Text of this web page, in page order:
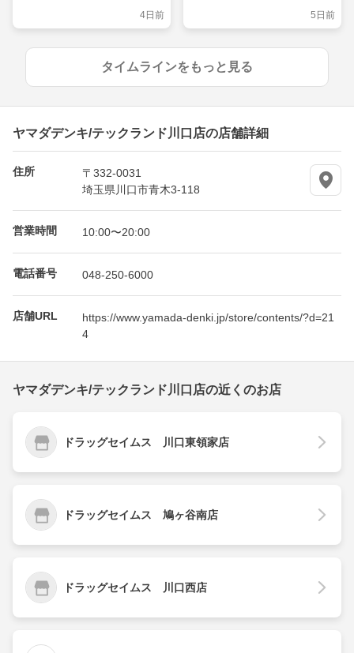
4日前 5日前
タイムラインをもっと見る
ヤマダデンキ/テックランド川口店の店舗詳細
住所
〒332-0031
埼玉県川口市青木3-118
営業時間 10:00〜20:00
電話番号 048-250-6000
店舗URL
https://www.yamada-denki.jp/store/contents/?d=21
4
ヤマダデンキ/テックランド川口店の近くのお店
ドラッグセイムス 川口東領家店
ドラッグセイムス 鳩ヶ谷南店
ドラッグセイムス 川口西店